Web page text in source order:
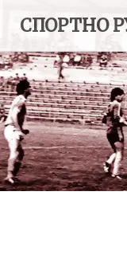
content
СПОРТНО